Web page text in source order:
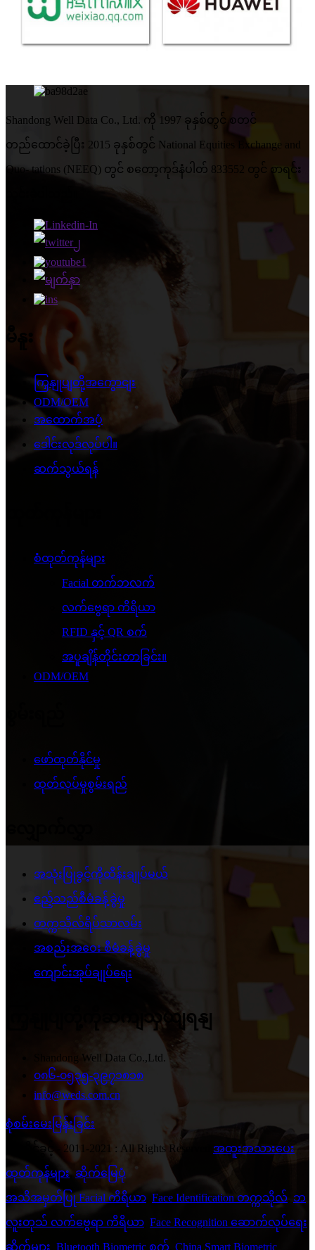
Shandong Well Data Co., Ltd. ကို 1997 ခုနှစ်တွင် စတင်
တည်ထောင်ခဲ့ပြီး 2015 ခုနှစ်တွင် National Equities Exchange and
Quo- tations (NEEQ) တွင် စတော့ကုဒ်နံပါတ် 833552 တွင် စာရင်း
မီနူး
ကြှနျုပျတို့အကွောငျး
ODM/OEM
အထောက်အပံ့
ဒေါင်းလုဒ်လုပ်ပါ။
ဆက်သွယ်ရန်
စံထုတ်ကုန်များ
Facial တက်ဘလက်
လက်ဗွေရာ ကိရိယာ
RFID နှင့် QR စက်
အပူချိန်တိုင်းတာခြင်း။
ODM/OEM
ဖော်ထုတ်နိုင်မှု
ထုတ်လုပ်မှုစွမ်းရည်
အသုံးပြုခွင့်ကိုထိန်းချုပ်မယ်
ဧည့်သည်စီမံခန့်ခွဲမှု
တက္ကသိုလ်ရိပ်သာလမ်း
အစည်းအဝေး စီမံခန့်ခွဲမှု
ကျောင်းအုပ်ချုပ်ရေး
ကြှနျုပျတို့ကိုဆကျသှယျရနျ
Shandong Well Data Co.,Ltd.
၀၈၆-၀၅၃၅-၃၉၇၁၈၁၈
info@weds.com.cn
စုံစမ်းမေးမြန်းခြင်း
© မူပိုင်ခွင့် - 2011-2021 : All Rights Reserved. အထူးအသားပေး
ထုတ်ကုန်များ, ဆိုက်မြေပုံ
အသိအမှတ်ပြု Facial ကိရိယာ Face Identification တက္ကသိုလ် ဘ
လူးတုသ် လက်ဗွေရာ ကိရိယာ Face Recognition ဆောက်လုပ်ရေး
ဆိုက်များ Bluetooth Biometric စက် China Smart Biometric